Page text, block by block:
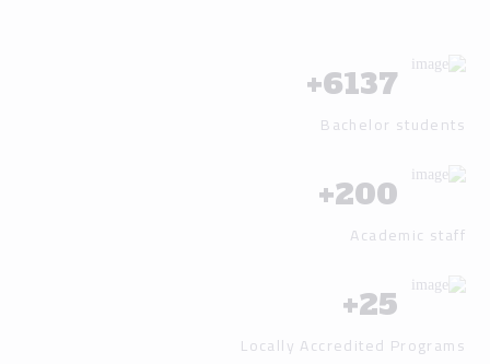
6137
+
Bachelor students
200
+
Academic staff
25
+
Locally Accredited Programs